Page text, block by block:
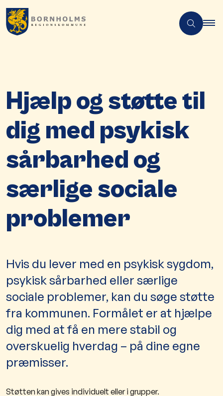
Hjælp og støtte til
dig med psykisk
sårbarhed og
særlige sociale
problemer
Hvis du lever med en psykisk sygdom,
psykisk sårbarhed eller særlige
sociale problemer, kan du søge støtte
fra kommunen. Formålet er at hjælpe
dig med at få en mere stabil og
overskuelig hverdag – på dine egne
præmisser.
Støtten kan gives individuelt eller i grupper.